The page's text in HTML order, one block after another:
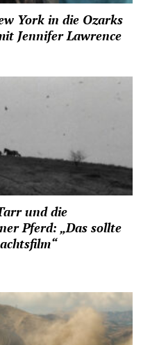
York in die Ozarks
Jennifer Lawrence
und die
Pferd: „Das sollte